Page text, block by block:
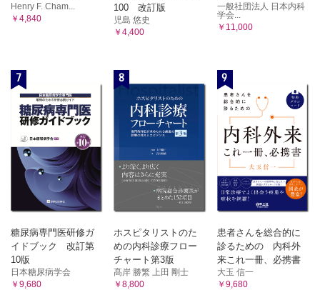
Henry F. Cham...
￥4,840
100 改訂版
児島 悠史
￥4,400
一般社団法人 日本内科
学会...
￥11,000
7
糖尿病専門医研修ガ
イドブック 改訂第
10版
日本糖尿病学会
￥9,680
8
ホスピタリストのた
めの内科診療フロー
チャート第3版
髙岸 勝繁 上田 剛士
￥8,800
9
患者さんを総合的に
診るための 内科外
来これ一冊、必携書
大玉 信一
￥9,680